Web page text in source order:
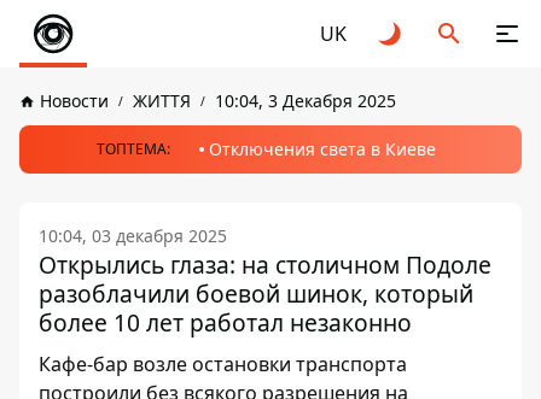
UK
Новости ЖИТТЯ 10:04, 3 Декабря 2025
ТОПТЕМА: Отключения света в Киеве
10:04, 03 декабря 2025
Открылись глаза: на столичном Подоле
разоблачили боевой шинок, который
более 10 лет работал незаконно
Кафе-бар возле остановки транспорта
построили без всякого разрешения на